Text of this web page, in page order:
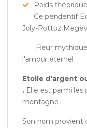
Poids
Ce pendentif
Joly-Pottuz
Fleur mythique
l'amour éternel
Etoile d'argent
. Elle est parmi les
montagne
Son nom provient